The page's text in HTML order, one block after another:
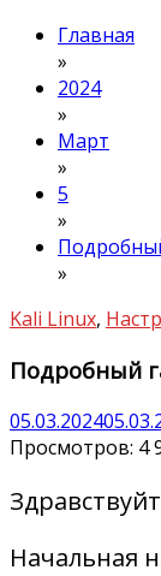
Главная
»
2024
»
Март
»
5
»
»
Kali Linux,
Подробный
05.03.2024
Просмотров: 4
Начальная